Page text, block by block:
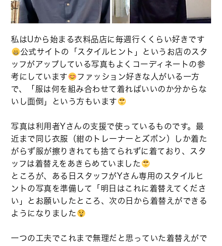
私はUから始まる衣料品店に毎週行くくらい好きです
公式サイトの「スタイルヒント」というお店のスタ
ッフがアップしている写真もよくコーディネートの参
考にしています
ファッション好きな人がいる一方
で、「服は何を組み合わせて着ればいいのか分からな
いし面倒」という方もいます
写真は利用者Yさんの支援で使っているものです。最
近まで同じ衣服（紺のトレーナーとズボン）しか着た
がらず服が擦りきれても捨てられずに着ており、スタ
ッフは着替えをあきらめていました
ところが、ある日スタッフがYさん専用のスタイルヒ
ントの写真を準備して「明日はこれに着替えてくださ
い」とお願いしたところ、次の日から着替えができる
ようになりました
一つの工夫でこれまで無理だと思っていた着替えがで